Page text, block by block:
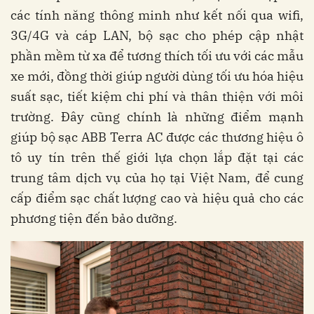
các tính năng thông minh như kết nối qua wifi,
3G/4G và cáp LAN, bộ sạc cho phép cập nhật
phần mềm từ xa để tương thích tối ưu với các mẫu
xe mới, đồng thời giúp người dùng tối ưu hóa hiệu
suất sạc, tiết kiệm chi phí và thân thiện với môi
trường. Đây cũng chính là những điểm mạnh
giúp bộ sạc ABB Terra AC được các thương hiệu ô
tô uy tín trên thế giới lựa chọn lắp đặt tại các
trung tâm dịch vụ của họ tại Việt Nam, để cung
cấp điểm sạc chất lượng cao và hiệu quả cho các
phương tiện đến bảo dưỡng.